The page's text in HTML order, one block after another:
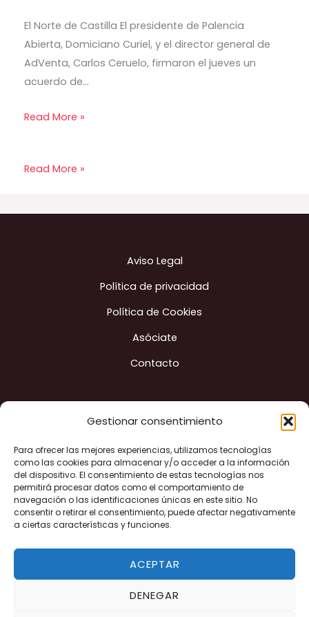
Gestionar consentimiento
Para ofrecer las mejores experiencias, utilizamos tecnologías
como las cookies para almacenar y/o acceder a la información
del dispositivo. El consentimiento de estas tecnologías nos
permitirá procesar datos como el comportamiento de
navegación o las identificaciones únicas en este sitio. No
consentir o retirar el consentimiento, puede afectar negativamente
a ciertas características y funciones.
ACEPTAR
DENEGAR
El Norte de Castilla El presidente de Palencia
Abierta, Domiciano Curiel, y el director general de
AdVenta, Carlos Ceruelo, firmaron el jueves un
acuerdo de…
Read More »
Read More »
Aviso Legal
Política de privacidad
Política de Cookies
Asóciate
Contacto
Construyendo ciudad
"Financiado por la Unión Europea - Next Generation EU"